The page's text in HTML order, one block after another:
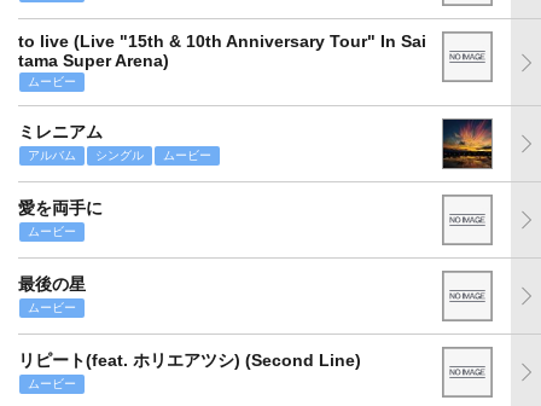
to live (Live "15th & 10th Anniversary Tour" In Sai
tama Super Arena)
ムービー
ミレニアム
アルバム シングル ムービー
愛を両手に
ムービー
最後の星
ムービー
リピート(feat. ホリエアツシ) (Second Line)
ムービー